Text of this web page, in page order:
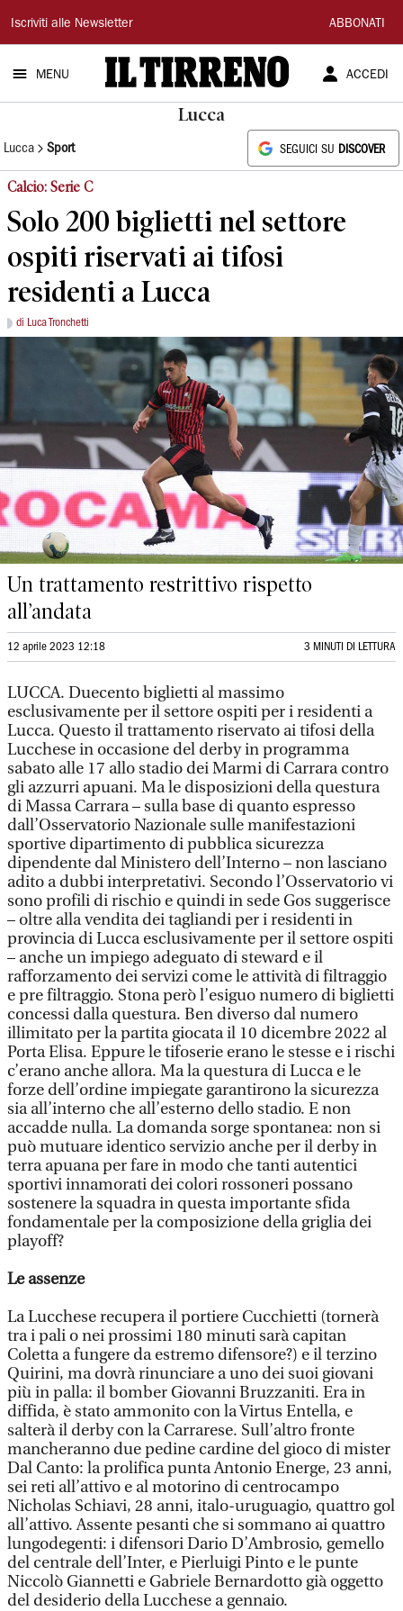
Il
Tirreno
Iscriviti alle Newsletter ABBONATI
MENU ACCEDI
Lucca
Lucca Sport SEGUICI SU DISCOVER
Calcio: Serie C
Solo 200 biglietti nel settore
ospiti riservati ai tifosi
residenti a Lucca
di Luca Tronchetti
Un trattamento restrittivo rispetto
all’andata
12 aprile 2023 12:18 3 MINUTI DI LETTURA
LUCCA. Duecento biglietti al massimo
esclusivamente per il settore ospiti per i residenti a
Lucca. Questo il trattamento riservato ai tifosi della
Lucchese in occasione del derby in programma
sabato alle 17 allo stadio dei Marmi di Carrara contro
gli azzurri apuani. Ma le disposizioni della questura
di Massa Carrara – sulla base di quanto espresso
dall’Osservatorio Nazionale sulle manifestazioni
sportive dipartimento di pubblica sicurezza
dipendente dal Ministero dell’Interno – non lasciano
adito a dubbi interpretativi. Secondo l’Osservatorio vi
sono profili di rischio e quindi in sede Gos suggerisce
– oltre alla vendita dei tagliandi per i residenti in
provincia di Lucca esclusivamente per il settore ospiti
– anche un impiego adeguato di steward e il
rafforzamento dei servizi come le attività di filtraggio
e pre filtraggio. Stona però l’esiguo numero di biglietti
concessi dalla questura. Ben diverso dal numero
illimitato per la partita giocata il 10 dicembre 2022 al
Porta Elisa. Eppure le tifoserie erano le stesse e i rischi
c’erano anche allora. Ma la questura di Lucca e le
forze dell’ordine impiegate garantirono la sicurezza
sia all’interno che all’esterno dello stadio. E non
accadde nulla. La domanda sorge spontanea: non si
può mutuare identico servizio anche per il derby in
terra apuana per fare in modo che tanti autentici
sportivi innamorati dei colori rossoneri possano
sostenere la squadra in questa importante sfida
fondamentale per la composizione della griglia dei
playoff?
Le assenze
La Lucchese recupera il portiere Cucchietti (tornerà
tra i pali o nei prossimi 180 minuti sarà capitan
Coletta a fungere da estremo difensore?) e il terzino
Quirini, ma dovrà rinunciare a uno dei suoi giovani
più in palla: il bomber Giovanni Bruzzaniti. Era in
diffida, è stato ammonito con la Virtus Entella, e
salterà il derby con la Carrarese. Sull’altro fronte
mancheranno due pedine cardine del gioco di mister
Dal Canto: la prolifica punta Antonio Energe, 23 anni,
sei reti all’attivo e al motorino di centrocampo
Nicholas Schiavi, 28 anni, italo-uruguagio, quattro gol
all’attivo. Assente pesanti che si sommano ai quattro
lungodegenti: i difensori Dario D’Ambrosio, gemello
del centrale dell’Inter, e Pierluigi Pinto e le punte
Niccolò Giannetti e Gabriele Bernardotto già oggetto
del desiderio della Lucchese a gennaio.